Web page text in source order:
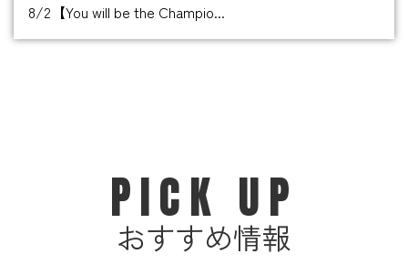
8/2【You will be the Champio...
PICK UP
おすすめ情報